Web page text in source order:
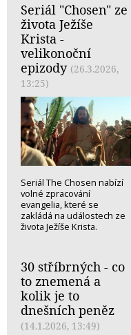
Seriál "Chosen" ze
života Ježíše
Krista -
velikonoční
epizody (26.3.2026,
13:25)
Seriál The Chosen nabízí
volné zpracování
evangelia, které se
zakládá na událostech ze
života Ježíše Krista.
30 stříbrných - co
to znemená a
kolik je to
dnešních peněz
(14.1.2026, 13:49)